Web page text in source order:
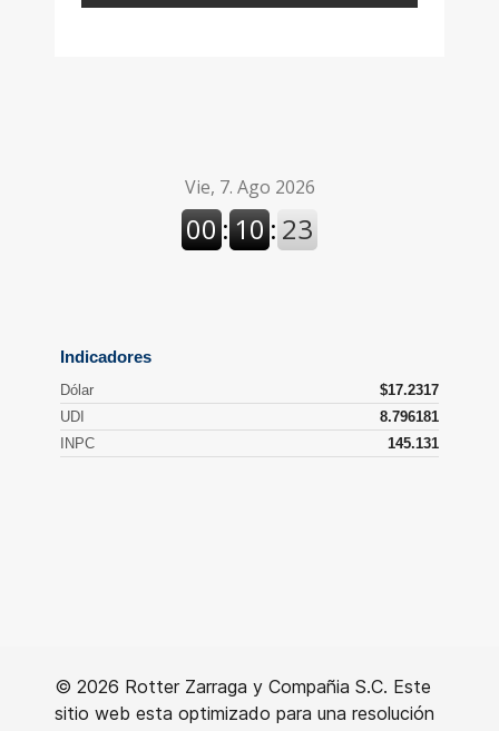
© 2026 Rotter Zarraga y Compañia S.C. Este
sitio web esta optimizado para una resolución